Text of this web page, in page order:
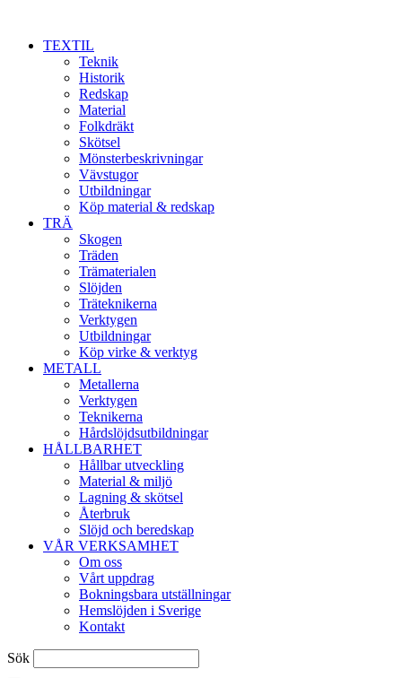
TEXTIL
Teknik
Historik
Redskap
Material
Folkdräkt
Skötsel
Mönsterbeskrivningar
Vävstugor
Utbildningar
Köp material & redskap
TRÄ
Skogen
Träden
Trämaterialen
Slöjden
Träteknikerna
Verktygen
Utbildningar
Köp virke & verktyg
METALL
Metallerna
Verktygen
Teknikerna
Hårdslöjdsutbildningar
HÅLLBARHET
Hållbar utveckling
Material & miljö
Lagning & skötsel
Återbruk
Slöjd och beredskap
VÅR VERKSAMHET
Om oss
Vårt uppdrag
Bokningsbara utställningar
Hemslöjden i Sverige
Kontakt
Sök